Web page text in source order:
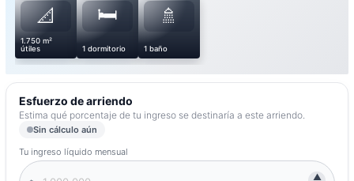
📐
1.750 m²
útiles
🛏️
1 dormitorio
🚿
1 baño
Esfuerzo de arriendo
Estima qué porcentaje de tu ingreso se destinaría a este arriendo.
Sin cálculo aún
Tu ingreso líquido mensual
▲